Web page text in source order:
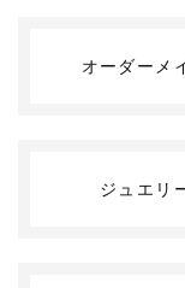
オーダーメ
ジュエリ